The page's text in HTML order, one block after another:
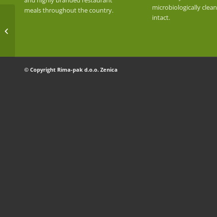
meals throughout the country.
microbiologically
intact.
© Copyright Rima-pak d.o.o. Zenica